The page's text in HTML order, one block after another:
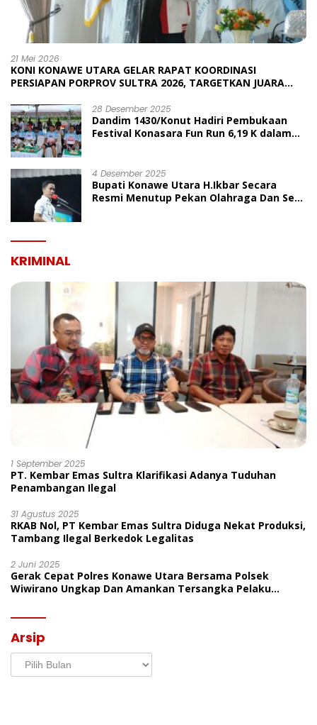
21 Mei 2026
KONI KONAWE UTARA GELAR RAPAT KOORDINASI
PERSIAPAN PORPROV SULTRA 2026, TARGETKAN JUARA
28 Desember 2025
Dandim 1430/Konut Hadiri Pembukaan
Festival Konasara Fun Run 6,19 K dalam
4 Desember 2025
Bupati Konawe Utara H.Ikbar Secara
Resmi Menutup Pekan Olahraga Dan Seni
KRIMINAL
1 September 2025
PT. Kembar Emas Sultra Klarifikasi Adanya Tuduhan
Penambangan Ilegal
31 Agustus 2025
RKAB Nol, PT Kembar Emas Sultra Diduga Nekat Produksi,
Tambang Ilegal Berkedok Legalitas
2 Juni 2025
Gerak Cepat Polres Konawe Utara Bersama Polsek
Wiwirano Ungkap Dan Amankan Tersangka Pelaku
Arsip
Arsip